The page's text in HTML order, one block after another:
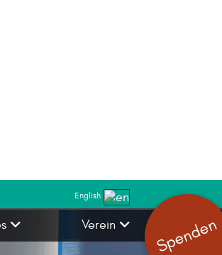
Spenden
English
Verein